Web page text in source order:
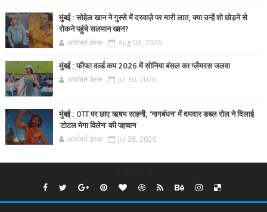
मुंबई : सोहेल खान ने गुस्से में दरवाज़े पर मारी लात, क्या उन्हें शो छोड़ने से
रोकने पहुंचे सलमान खान?
आर्यावर्त डेस्क Aug 03, 2026
मुंबई : फीफा वर्ल्ड कप 2026 में सोनिया बंसल का ग्लैमरस जलवा
आर्यावर्त डेस्क Jul 30, 2026
मुंबई : OTT पर छाए ऋषभ साहनी, 'नागबंधन' में दमदार डबल रोल ने दिलाई
'टोटल मेगा विलेन' की पहचान
आर्यावर्त डेस्क Jul 28, 2026